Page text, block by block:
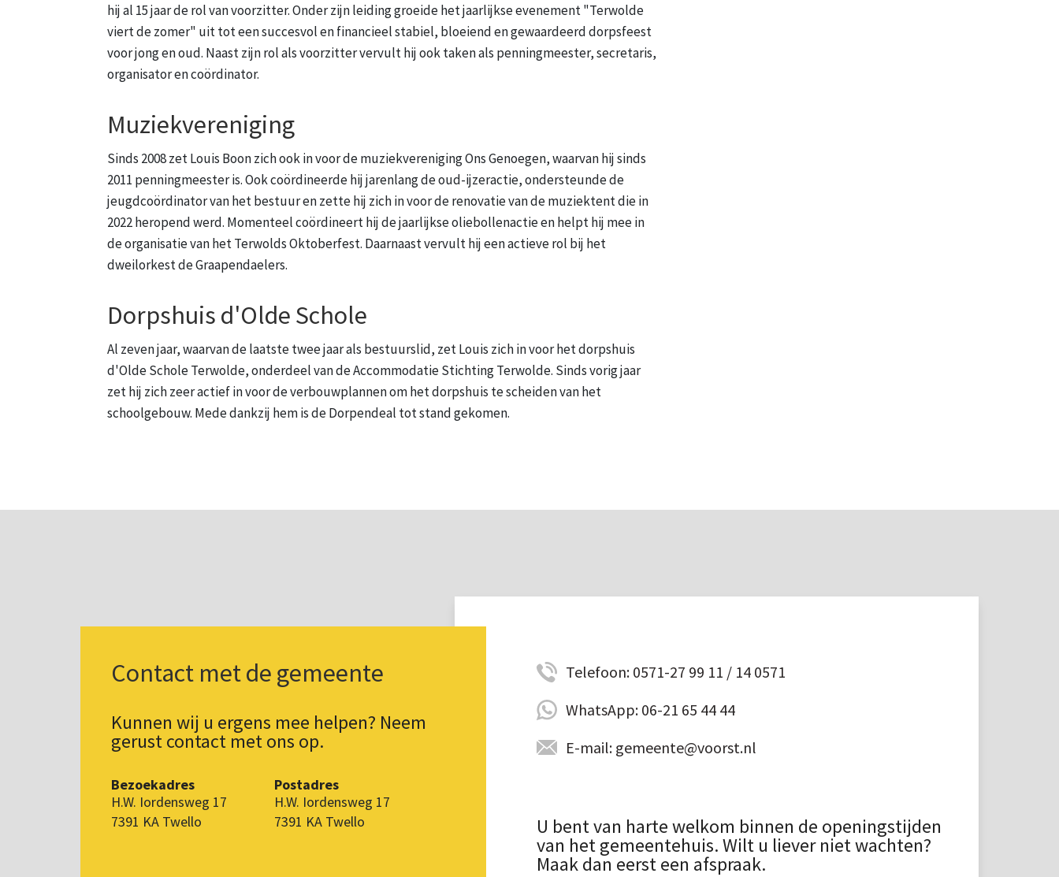
hij al 15 jaar de rol van voorzitter. Onder zijn leiding groeide het jaarlijkse evenement "Terwolde
viert de zomer" uit tot een succesvol en financieel stabiel, bloeiend en gewaardeerd dorpsfeest
voor jong en oud. Naast zijn rol als voorzitter vervult hij ook taken als penningmeester, secretaris,
organisator en coördinator.
Muziekvereniging
Sinds 2008 zet Louis Boon zich ook in voor de muziekvereniging Ons Genoegen, waarvan hij sinds
2011 penningmeester is. Ook coördineerde hij jarenlang de oud-ijzeractie, ondersteunde de
jeugdcoördinator van het bestuur en zette hij zich in voor de renovatie van de muziektent die in
2022 heropend werd. Momenteel coördineert hij de jaarlijkse oliebollenactie en helpt hij mee in
de organisatie van het Terwolds Oktoberfest. Daarnaast vervult hij een actieve rol bij het
dweilorkest de Graapendaelers.
Dorpshuis d'Olde Schole
Al zeven jaar, waarvan de laatste twee jaar als bestuurslid, zet Louis zich in voor het dorpshuis
d'Olde Schole Terwolde, onderdeel van de Accommodatie Stichting Terwolde. Sinds vorig jaar
zet hij zich zeer actief in voor de verbouwplannen om het dorpshuis te scheiden van het
schoolgebouw. Mede dankzij hem is de Dorpendeal tot stand gekomen.
Contact met de gemeente
Kunnen wij u ergens mee helpen? Neem
gerust contact met ons op.
Bezoekadres
H.W. Iordensweg 17
7391 KA Twello
Postadres
H.W. Iordensweg 17
7391 KA Twello
Telefoon: 0571-27 99 11 / 14 0571
WhatsApp: 06-21 65 44 44
E-mail: gemeente@voorst.nl
U bent van harte welkom binnen de openingstijden
van het gemeentehuis. Wilt u liever niet wachten?
Maak dan eerst een afspraak.